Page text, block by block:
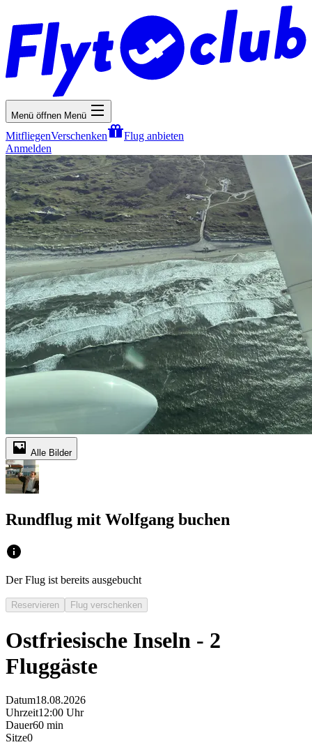
Menü öffnen Menü
MitfliegenVerschenken
Flug anbieten
Anmelden
Alle Bilder
Rundflug mit Wolfgang buchen
Der Flug ist bereits ausgebucht
Reservieren Flug verschenken
Ostfriesische Inseln - 2
Fluggäste
Datum18.08.2026
Uhrzeit12:00 Uhr
Dauer60 min
Sitze0